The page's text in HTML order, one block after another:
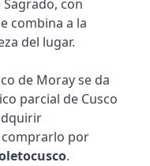
con
combina a la
del lugar.
de Moray se da
parcial de Cusco
comprarlo por
.